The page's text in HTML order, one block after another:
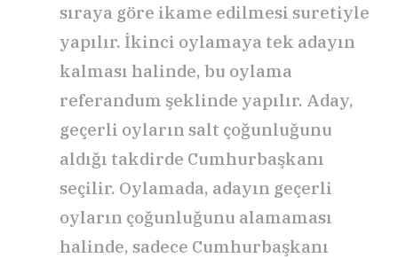
sıraya göre ikame edilmesi suretiyle
yapılır. İkinci oylamaya tek adayın
kalması halinde, bu oylama
referandum şeklinde yapılır. Aday,
geçerli oyların salt çoğunluğunu
aldığı takdirde Cumhurbaşkanı
seçilir. Oylamada, adayın geçerli
oyların çoğunluğunu alamaması
halinde, sadece Cumhurbaşkanı